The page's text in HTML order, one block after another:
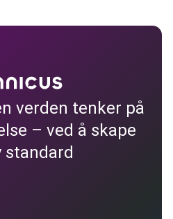
verden tenker på
– ved å skape
standard